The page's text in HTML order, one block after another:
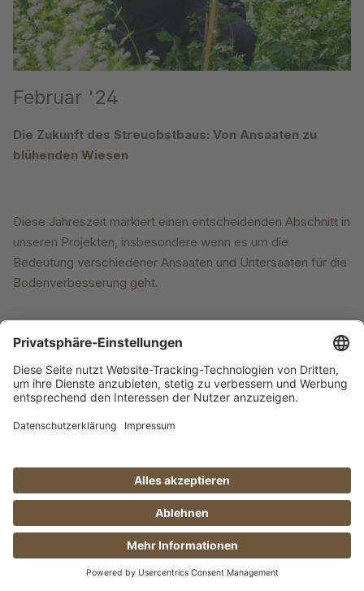
Februar '24
Die Zukunft des Streuobstbaus: Von Ansaaten zu
blühenden Wiesen
Diese Jahreszeit markiert einen entscheidenden Abschnitt in
unseren Projekten, insbesondere wenn es um die
Bedeutung verschiedener Ansaaten und Untersaaten für die
Bodenverbesserung geht.
In unserer Manufaktur beginnen wir diesen Prozess im
Spätsommer/Herbst mit der Aussaat von Wickroggen, eine
Saatmischung aus Wicke und Roggen. Diese Kombination
wegen ihrer guten Unkrautunterdrückung geschätzt. Der
Blütenangebot und steigert die Bodenfruchtbarkeit, indem
die Wicken Stickstoff aus der Luft binden, welcher für das
Pflanzenwachstum enorm Wichtig ist.